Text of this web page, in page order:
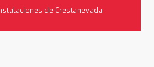
de Crestanevada